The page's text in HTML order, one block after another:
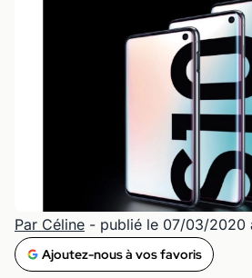
Par Céline - publié le 07/03/2020
Ajoutez-nous à vos favoris